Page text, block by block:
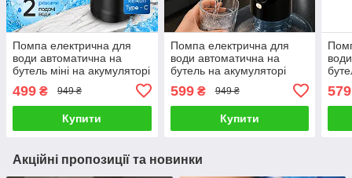
Помпа електрична для
води автоматична на
бутель міні на акумуляторі
диспенсер для кулера
бутля дозатор
499 ₴ 949 ₴
Купити
Помпа електрична для
води автоматична на
бутель на акумуляторі
диспенсер для кулера
бутля дозатор
599₴ 949 ₴
Купити
579
Акційні пропозиції та новинки